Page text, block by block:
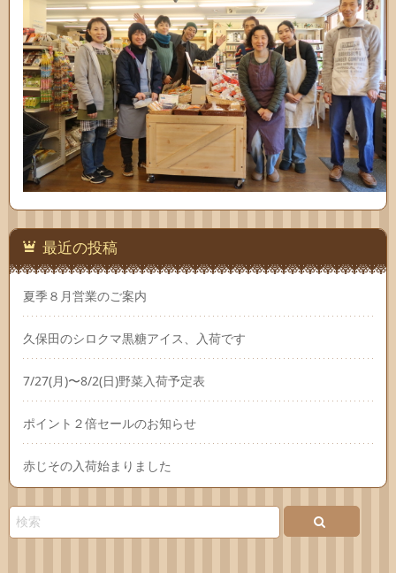
最近の投稿
夏季８月営業のご案内
久保田のシロクマ黒糖アイス、入荷です
7/27(月)〜8/2(日)野菜入荷予定表
ポイント２倍セールのお知らせ
赤じその入荷始まりました